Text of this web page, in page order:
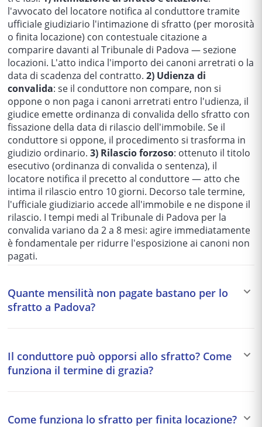
l'avvocato del locatore notifica al conduttore tramite
ufficiale giudiziario l'intimazione di sfratto (per morosità
o finita locazione) con contestuale citazione a
comparire davanti al Tribunale di Padova — sezione
locazioni. L'atto indica l'importo dei canoni arretrati o la
data di scadenza del contratto. 2) Udienza di
convalida: se il conduttore non compare, non si
oppone o non paga i canoni arretrati entro l'udienza, il
giudice emette ordinanza di convalida dello sfratto con
fissazione della data di rilascio dell'immobile. Se il
conduttore si oppone, il procedimento si trasforma in
giudizio ordinario. 3) Rilascio forzoso: ottenuto il titolo
esecutivo (ordinanza di convalida o sentenza), il
locatore notifica il precetto al conduttore — atto che
intima il rilascio entro 10 giorni. Decorso tale termine,
l'ufficiale giudiziario accede all'immobile e ne dispone il
rilascio. I tempi medi al Tribunale di Padova per la
convalida variano da 2 a 8 mesi: agire immediatamente
è fondamentale per ridurre l'esposizione ai canoni non
pagati.
Quante mensilità non pagate bastano per lo
sfratto a Padova?
l'art. 5 L. 392/1978 qualifica come grave inadempimento
il mancato pagamento di importi superiori a due
commerciali non è richiesta diffida preventiva. Il
Il conduttore può opporsi allo sfratto? Come
funziona il termine di grazia?
all'udienza di convalida e contesta il diritto del locatore
Come funziona lo sfratto per finita locazione?